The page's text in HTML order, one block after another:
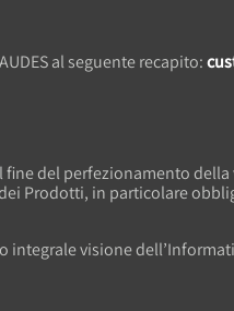
al seguente recapito:
fine del perfezionamento
Prodotti, in particolare
visione